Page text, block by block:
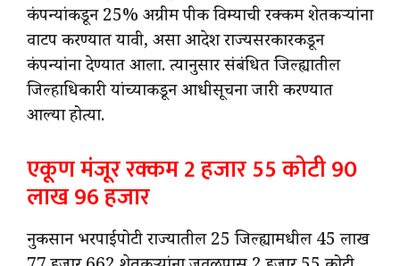
कंपन्यांकडून 25% अग्रीम पीक विम्याची रक्कम शेतकऱ्यांना
वाटप करण्यात यावी, असा आदेश राज्यसरकारकडून
कंपन्यांना देण्यात आला. त्यानुसार संबंधित जिल्ह्यातील
जिल्हाधिकारी यांच्याकडून आधीसूचना जारी करण्यात
आल्या होत्या.
एकूण मंजूर रक्कम 2 हजार 55 कोटी 90
लाख 96 हजार
नुकसान भरपाईपोटी राज्यातील 25 जिल्ह्यामधील 45 लाख